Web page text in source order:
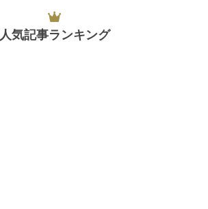
人気記事ランキング